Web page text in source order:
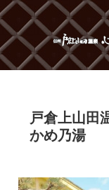
戸倉上山田
かめ乃湯